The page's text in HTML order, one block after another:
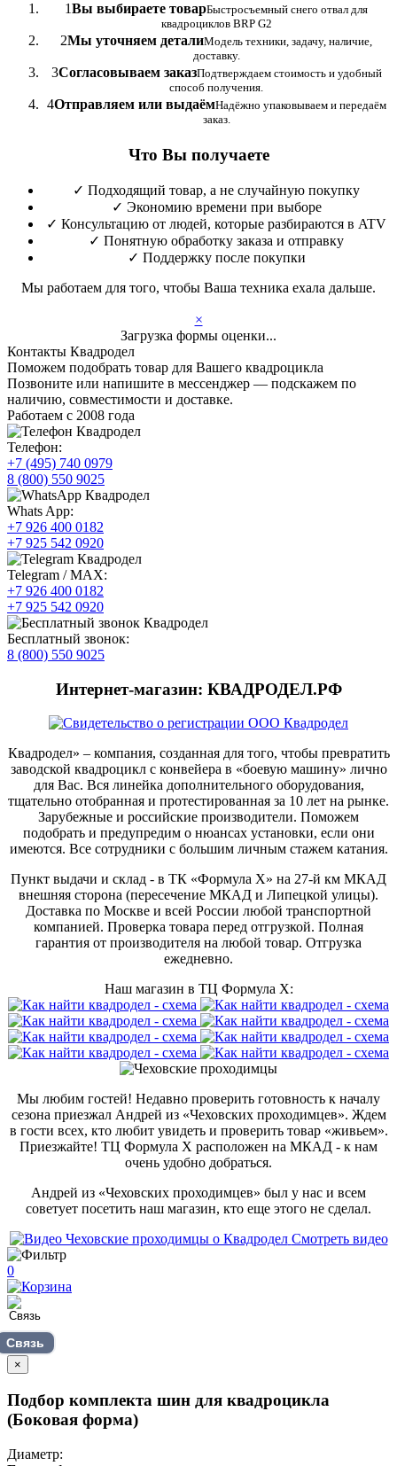
1Вы выбираете товарБыстросъемный снего отвал для
квадроциклов BRP G2
2Мы уточняем деталиМодель техники, задачу, наличие,
доставку.
3Согласовываем заказПодтверждаем стоимость и удобный
способ получения.
4Отправляем или выдаёмНадёжно упаковываем и передаём
заказ.
Что Вы получаете
✓ Подходящий товар, а не случайную покупку
✓ Экономию времени при выборе
✓ Консультацию от людей, которые разбираются в ATV
✓ Понятную обработку заказа и отправку
✓ Поддержку после покупки
Мы работаем для того, чтобы Ваша техника ехала дальше.
×
Загрузка формы оценки...
Контакты Квадродел
Поможем подобрать товар для Вашего квадроцикла
Позвоните или напишите в мессенджер — подскажем по
наличию, совместимости и доставке.
Работаем с 2008 года
Телефон:
+7 (495) 740 0979
8 (800) 550 9025
Whats App:
+7 926 400 0182
+7 925 542 0920
Telegram / MAX:
+7 926 400 0182
+7 925 542 0920
Бесплатный звонок:
8 (800) 550 9025
Интернет-магазин: КВАДРОДЕЛ.РФ
Квадродел» – компания, созданная для того, чтобы превратить
заводской квадроцикл с конвейера в «боевую машину» лично
для Вас. Вся линейка дополнительного оборудования,
тщательно отобранная и протестированная за 10 лет на рынке.
Зарубежные и российские производители. Поможем
подобрать и предупредим о нюансах установки, если они
имеются. Все сотрудники с большим личным стажем катания.
Пункт выдачи и склад - в ТК «Формула X» на 27-й км МКАД
внешняя сторона (пересечение МКАД и Липецкой улицы).
Доставка по Москве и всей России любой транспортной
компанией. Проверка товара перед отгрузкой. Полная
гарантия от производителя на любой товар. Отгрузка
ежедневно.
Наш магазин в ТЦ Формула Х:
Мы любим гостей! Недавно проверить готовность к началу
сезона приезжал Андрей из «Чеховских проходимцев». Ждем
в гости всех, кто любит увидеть и проверить товар «живьем».
Приезжайте! ТЦ Формула Х расположен на МКАД - к нам
очень удобно добраться.
Андрей из «Чеховских проходимцев» был у нас и всем
советует посетить наш магазин, кто еще этого не сделал.
Смотреть видео
0
Связь
×
Подбор комплекта шин для квадроцикла
(Боковая форма)
Диаметр: